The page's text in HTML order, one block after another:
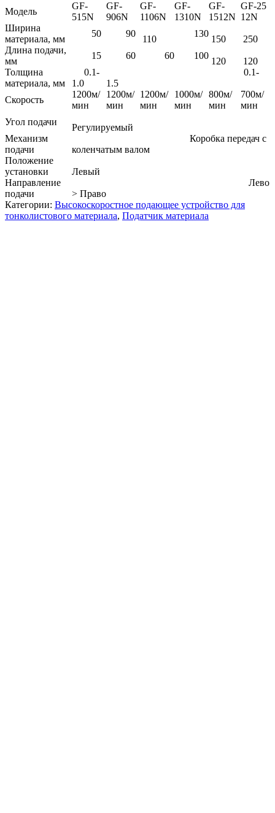
Модель
GF-
515N
GF-
906N
GF-
1106N
GF-
1310N
GF-
1512N
GF-25
12N
Ширина
материала, мм
50 90
110
130
150
250
Длина подачи,
мм
15 60 60 100
120
120
Толщина
материала, мм
0.1-
1.0
0.1-
1.5
Скорость
1200м/
мин
1200м/
мин
1200м/
мин
1000м/
мин
800м/
мин
700м/
мин
Угол подачи
Регулируемый
Механизм
подачи
Коробка передач с
коленчатым валом
Положение
установки
Левый
Направление
подачи
Лево
> Право
Категории: Высокоскоростное подающее устройство для
тонколистового материала, Податчик материала